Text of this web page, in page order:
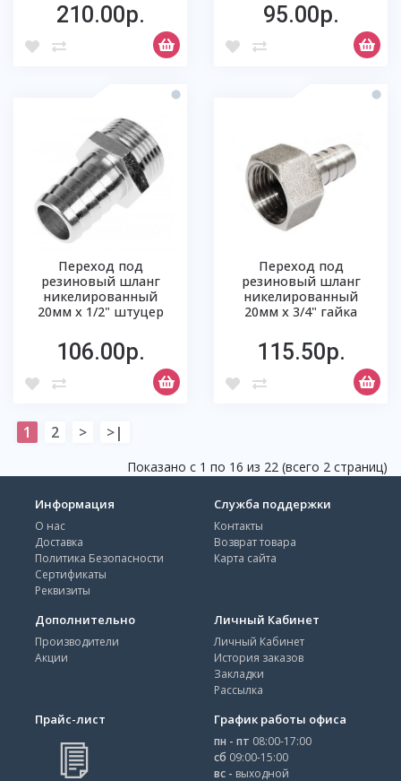
210.00р. 95.00р.
Переход под
резиновый шланг
никелированный
20мм х 1/2" штуцер
106.00р.
Переход под
резиновый шланг
никелированный
20мм х 3/4" гайка
115.50р.
1 2 > >|
Показано с 1 по 16 из 22 (всего 2 страниц)
Информация
О нас
Доставка
Политика Безопасности
Сертификаты
Реквизиты
Служба поддержки
Контакты
Возврат товара
Карта сайта
Дополнительно
Производители
Акции
Личный Кабинет
Личный Кабинет
История заказов
Закладки
Рассылка
Прайс-лист График работы офиса
пн - пт 08:00-17:00
сб 09:00-15:00
вс - выходной